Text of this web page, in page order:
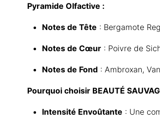
Pyramide Olfactive :
Notes de Tête : Bergamote
Notes de Cœur: Poivre de
Notes de Fond: Ambroxan,
Pourquoi choisir BEAUTÉ
Intensité Envoûtante : Une